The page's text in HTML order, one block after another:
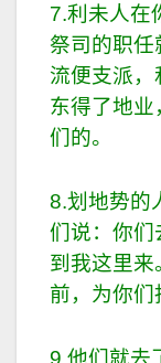
7.利未人在
祭司的职任
流便支派
东得了地
们的。
8.划地势的
们说：你们
到我这里
前，为你们
9.他们就去